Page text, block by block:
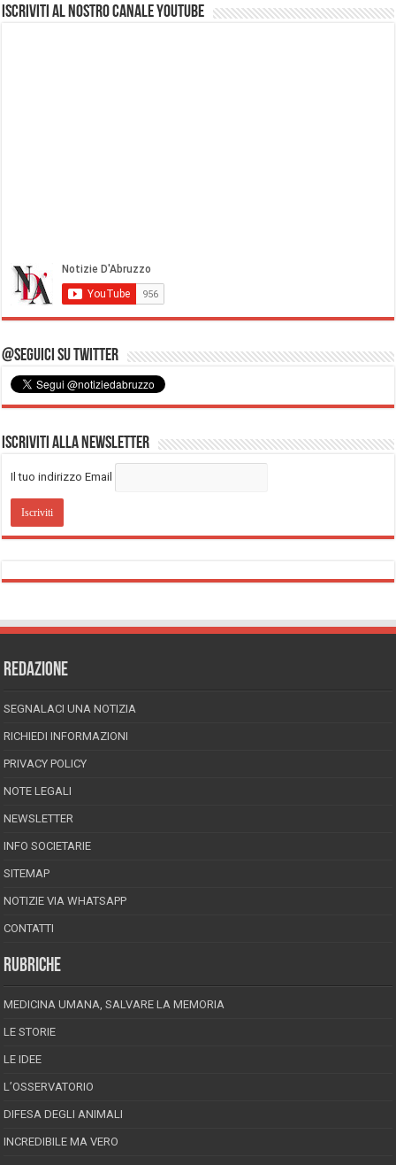
Iscriviti al nostro Canale Youtube
@Seguici su Twitter
Iscriviti alla Newsletter
Il tuo indirizzo Email
REDAZIONE
SEGNALACI UNA NOTIZIA
RICHIEDI INFORMAZIONI
PRIVACY POLICY
NOTE LEGALI
NEWSLETTER
INFO SOCIETARIE
SITEMAP
NOTIZIE VIA WHATSAPP
CONTATTI
RUBRICHE
MEDICINA UMANA, SALVARE LA MEMORIA
LE STORIE
LE IDEE
L’OSSERVATORIO
DIFESA DEGLI ANIMALI
INCREDIBILE MA VERO